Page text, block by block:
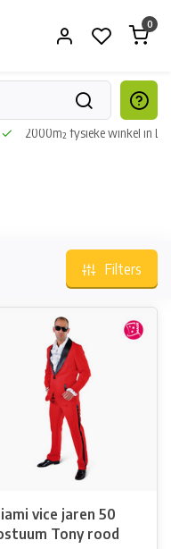
0
2000m² fysieke winkel in
Filters
vice jaren 50
Tony rood